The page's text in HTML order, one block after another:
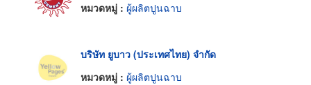
หมวดหมู่ : ผู้ผลิตปูนฉาบ
บริษัท ยูบาว (ประเทศไทย) จำกัด
หมวดหมู่ : ผู้ผลิตปูนฉาบ